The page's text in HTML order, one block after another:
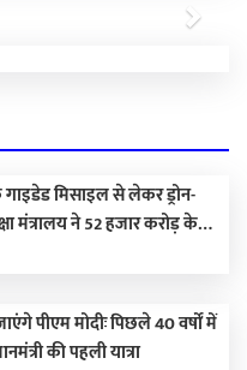
Next
मिसाइल से लेकर ड्रोन-
मंत्रालय ने 52 हजार करोड़ के
दी
पीएम मोदीः पिछले 40 वर्षों में
की पहली यात्रा